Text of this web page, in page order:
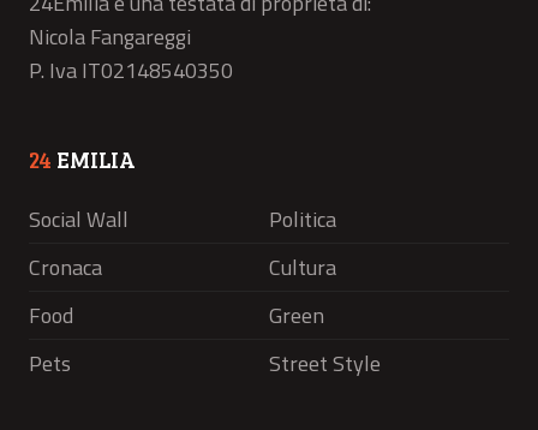
Nicola Fangareggi
P. Iva IT02148540350
24 EMILIA
Social Wall
Politica
Cronaca
Cultura
Food
Green
Pets
Street Style